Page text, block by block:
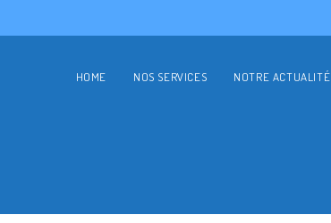
HOME NOS SERVICES NOTRE ACTUALITÉ